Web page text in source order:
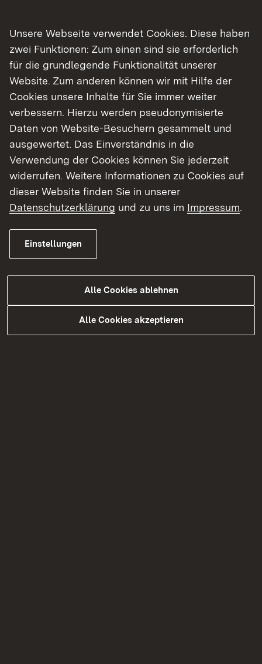
Als Informationszentrum haben wir für Sie die
wichtigsten Webseiten mit Informationen zur
Europäischen Union (EU) zusammen gestellt.
Noch nicht das Richtige gefunden? Wir helfen
Ihnen gerne weiter!
Allgemeine Informationen
​Lebe​​n und Arbeiten in der EU
​Die EU - Institutionen und
Geschichtliches​​
Themenübersicht
Themenübersicht
Unsere Webseite verwendet Cookies. Diese haben
zwei Funktionen: Zum einen sind sie erforderlich
für die grundlegende Funktionalität unserer
Website. Zum anderen können wir mit Hilfe der
Cookies unsere Inhalte für Sie immer weiter
verbessern. Hierzu werden pseudonymisierte
Daten von Website-Besuchern gesammelt und
ausgewertet. Das Einverständnis in die
Verwendung der Cookies können Sie jederzeit
widerrufen. Weitere Informationen zu Cookies auf
dieser Website finden Sie in unserer
Datenschutzerklärung und zu uns im Impressum.
Einstellungen
Alle Cookies ablehnen
Alle Cookies akzeptieren